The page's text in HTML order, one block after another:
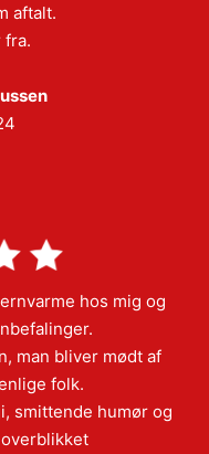
aftalt.
fra.
hos mig og
man bliver mødt af
folk.
smittende humør og